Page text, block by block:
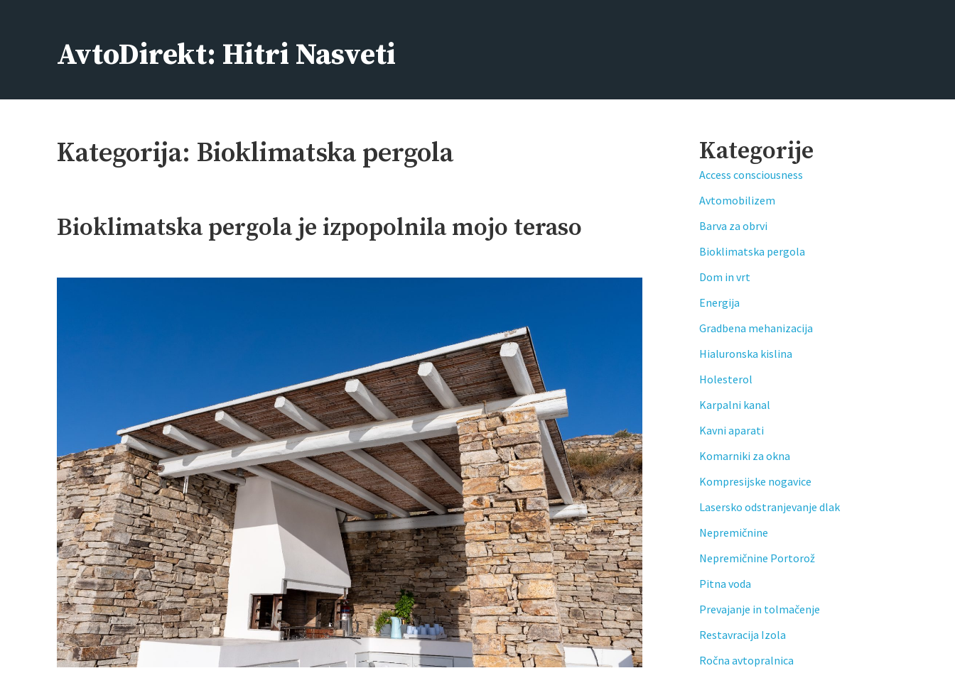
AvtoDirekt: Hitri Nasveti
Kategorija: Bioklimatska pergola
Bioklimatska pergola je izpopolnila mojo teraso
Kategorije
Access consciousness
Avtomobilizem
Barva za obrvi
Bioklimatska pergola
Dom in vrt
Energija
Gradbena mehanizacija
Hialuronska kislina
Holesterol
Karpalni kanal
Kavni aparati
Komarniki za okna
Kompresijske nogavice
Lasersko odstranjevanje dlak
Nepremičnine
Nepremičnine Portorož
Pitna voda
Prevajanje in tolmačenje
Restavracija Izola
Ročna avtopralnica